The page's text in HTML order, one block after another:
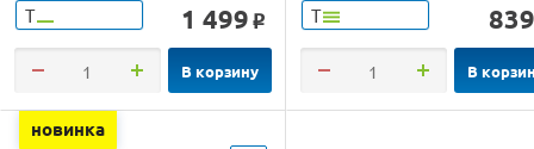
Т 1 499 o
В корзину
Т 839
В
новинка